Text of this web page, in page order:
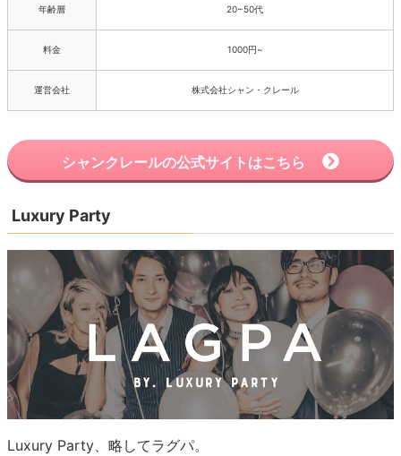
年齢層 20~50代
料金 1000円~
運営会社 株式会社シャン・クレール
シャンクレールの公式サイトはこちら
Luxury Party
Luxury Party、略してラグパ。